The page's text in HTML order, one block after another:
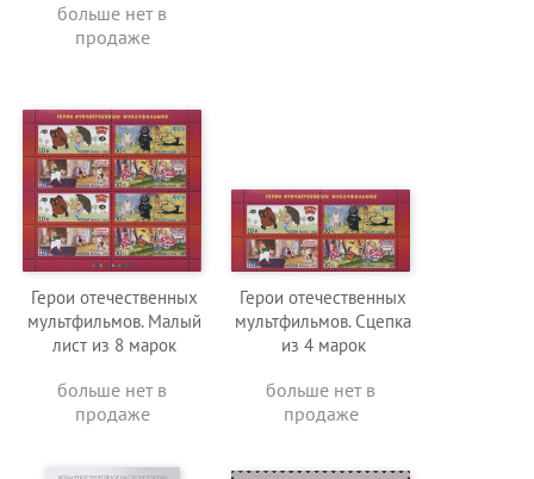
больше нет в
продаже
Герои отечественных
мультфильмов. Малый
лист из 8 марок
больше нет в
продаже
Герои отечественных
мультфильмов. Сцепка
из 4 марок
больше нет в
продаже